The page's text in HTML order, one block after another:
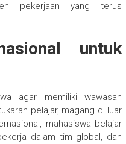
pekerjaan yang terus
untuk
agar memiliki wawasan
pelajar, magang di luar
mahasiswa belajar
dalam tim global, dan